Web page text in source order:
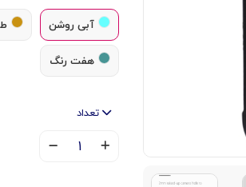
آبی روشن
هفت رنگ
تعداد
۱